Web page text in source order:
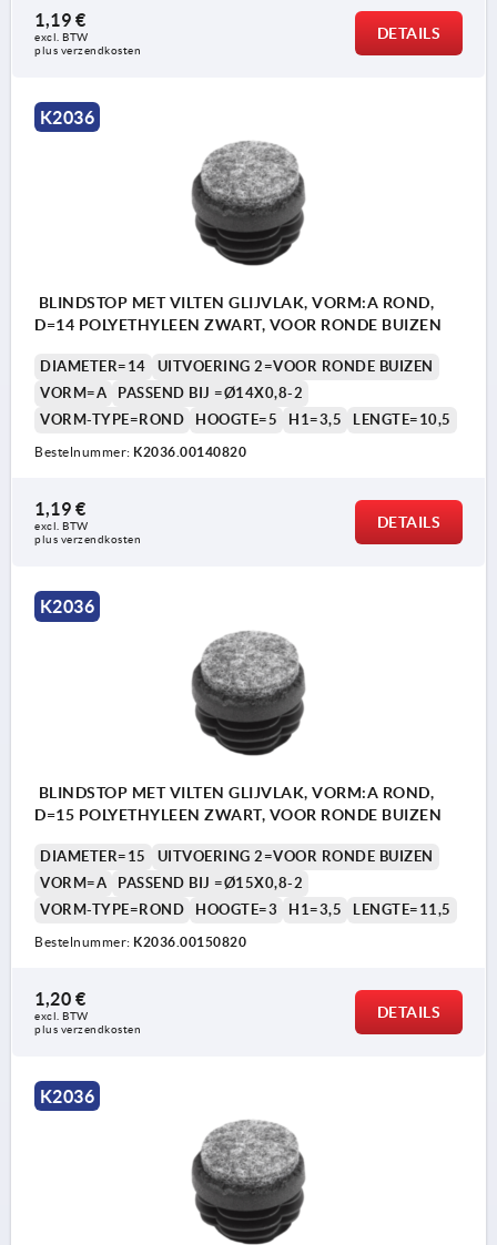
1,19 €
excl. BTW
plus verzendkosten
DETAILS
K2036
BLINDSTOP MET VILTEN GLIJVLAK, VORM:A ROND,
D=14 POLYETHYLEEN ZWART, VOOR RONDE BUIZEN
DIAMETER=14
UITVOERING 2=VOOR RONDE BUIZEN
VORM=A
PASSEND BIJ =Ø14X0,8-2
VORM-TYPE=ROND
HOOGTE=5 H1=3,5 LENGTE=10,5
Bestelnummer: K2036.00140820
1,19 €
excl. BTW
plus verzendkosten
DETAILS
K2036
BLINDSTOP MET VILTEN GLIJVLAK, VORM:A ROND,
D=15 POLYETHYLEEN ZWART, VOOR RONDE BUIZEN
DIAMETER=15
UITVOERING 2=VOOR RONDE BUIZEN
VORM=A
PASSEND BIJ =Ø15X0,8-2
VORM-TYPE=ROND
HOOGTE=3 H1=3,5 LENGTE=11,5
Bestelnummer: K2036.00150820
1,20 €
excl. BTW
plus verzendkosten
DETAILS
K2036